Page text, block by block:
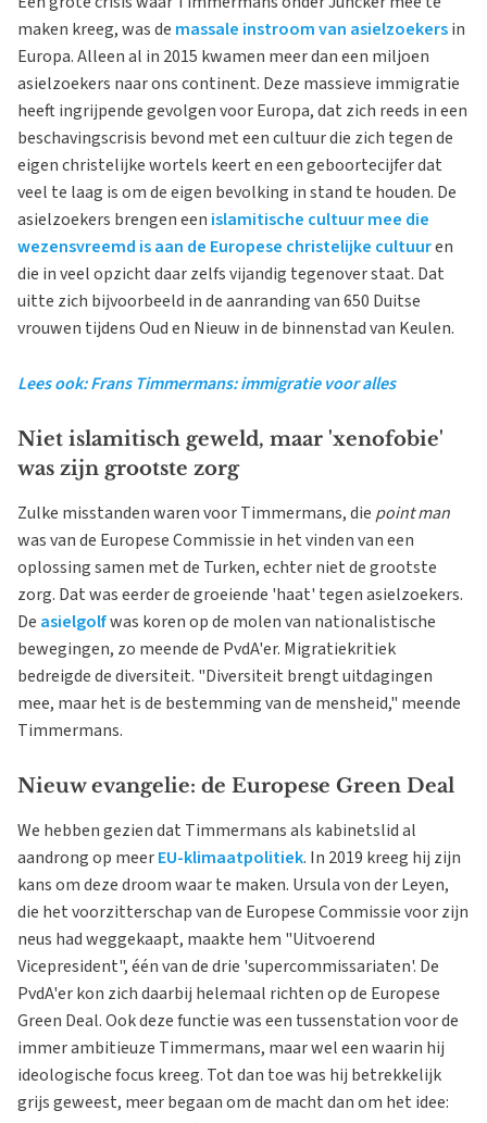
maken kreeg, was de massale instroom van asielzoekersin
Europa. Alleen al in 2015 kwamen meer dan een miljoen
asielzoekers naar ons continent. Deze massieve immigratie
heeft ingrijpende gevolgen voor Europa, dat zich reeds in een
beschavingscrisis bevond met een cultuur die zich tegen de
eigen christelijke wortels keert en een geboortecijfer dat
veel te laag is om de eigen bevolking in stand te houden. De
asielzoekers brengen een islamitische cultuur mee die
wezensvreemd is aan de Europese christelijke cultuuren
die in veel opzicht daar zelfs vijandig tegenover staat. Dat
uitte zich bijvoorbeeld in de aanranding van 650 Duitse
vrouwen tijdens Oud en Nieuw in de binnenstad van Keulen.
Lees ook: Frans Timmermans: immigratie voor alles
Niet islamitisch geweld, maar 'xenofobie'
was zijn grootste zorg
Zulke misstanden waren voor Timmermans, die point man
was van de Europese Commissie in het vinden van een
oplossing samen met de Turken, echter niet de grootste
zorg. Dat was eerder de groeiende 'haat' tegen asielzoekers.
De asielgolfwas koren op de molen van nationalistische
bewegingen, zo meende de PvdA'er. Migratiekritiek
bedreigde de diversiteit. "Diversiteit brengt uitdagingen
mee, maar het is de bestemming van de mensheid," meende
Timmermans.
Nieuw evangelie: de Europese Green Deal
We hebben gezien dat Timmermans als kabinetslid al
aandrong op meerEU-klimaatpolitiek. In 2019 kreeg hij zijn
kans om deze droom waar te maken. Ursula von der Leyen,
die het voorzitterschap van de Europese Commissie voor zijn
neus had weggekaapt, maakte hem "Uitvoerend
Vicepresident", één van de drie 'supercommissariaten'. De
PvdA'er kon zich daarbij helemaal richten op de Europese
Green Deal. Ook deze functie was een tussenstation voor de
immer ambitieuze Timmermans, maar wel een waarin hij
ideologische focus kreeg. Tot dan toe was hij betrekkelijk
grijs geweest, meer begaan om de macht dan om het idee: